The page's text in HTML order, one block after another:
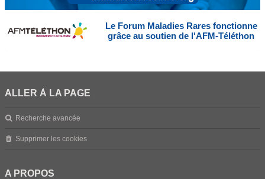
Le Forum Maladies Rares fonctionne
grâce au soutien de l'AFM-Téléthon
ALLER À LA PAGE
Recherche avancée
Supprimer les cookies
A PROPOS